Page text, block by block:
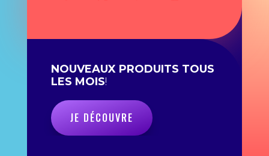
NOUVEAUX PRODUITS TOUS
LES MOIS!
JE DÉCOUVRE